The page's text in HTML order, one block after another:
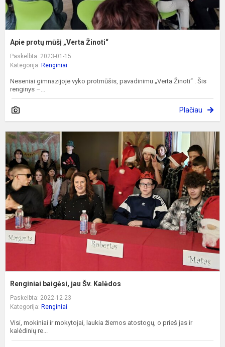
Apie protų mūšį „Verta Žinoti“
Paskelbta: 2023-01-15
Kategorija: Renginiai
Neseniai gimnazijoje vyko protmūšis, pavadinimu „Verta Žinoti“ . Šis
renginys –...
Plačiau
Renginiai baigėsi, jau Šv. Kalėdos
Paskelbta: 2022-12-23
Kategorija: Renginiai
Visi, mokiniai ir mokytojai, laukia žiemos atostogų, o prieš jas ir
kalėdinių re...